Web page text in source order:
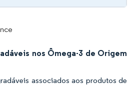
nos Ômega-3 de Origem
associados aos produtos de